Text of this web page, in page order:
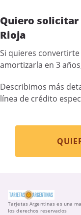
Quiero solicitar
Rioja
Si quieres
amortizarla en 3
Describimos más
línea de crédito
Tarjetas Argentinas es una
los derechos reservados